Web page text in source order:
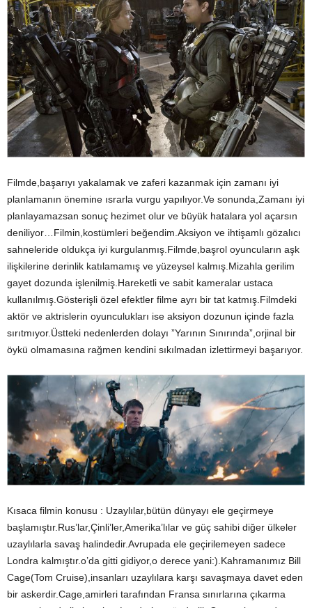
Filmde,başarıyı yakalamak ve zaferi kazanmak için zamanı iyi
planlamanın önemine ısrarla vurgu yapılıyor.Ve sonunda,Zamanı iyi
planlayamazsan sonuç hezimet olur ve büyük hatalara yol açarsın
deniliyor…Filmin,kostümleri beğendim.Aksiyon ve ihtişamlı gözalıcı
sahneleride oldukça iyi kurgulanmış.Filmde,başrol oyuncuların aşk
ilişkilerine derinlik katılamamış ve yüzeysel kalmış.Mizahla gerilim
gayet dozunda işlenilmiş.Hareketli ve sabit kameralar ustaca
kullanılmış.Gösterişli özel efektler filme ayrı bir tat katmış.Filmdeki
aktör ve aktrislerin oyunculukları ise aksiyon dozunun içinde fazla
sırıtmıyor.Üstteki nedenlerden dolayı ”Yarının Sınırında”,orjinal bir
öykü olmamasına rağmen kendini sıkılmadan izlettirmeyi başarıyor.
Kısaca filmin konusu : Uzaylılar,bütün dünyayı ele geçirmeye
başlamıştır.Rus’lar,Çinli’ler,Amerika’lılar ve güç sahibi diğer ülkeler
uzaylılarla savaş halindedir.Avrupada ele geçirilemeyen sadece
Londra kalmıştır.o’da gitti gidiyor,o derece yani:).Kahramanımız Bill
Cage(Tom Cruise),insanları uzaylılara karşı savaşmaya davet eden
bir askerdir.Cage,amirleri tarafından Fransa sınırlarına çıkarma